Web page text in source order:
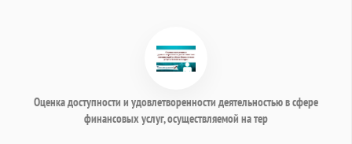
Оценка доступности и удовлетворенности деятельностью в сфере
финансовых услуг, осуществляемой на тер